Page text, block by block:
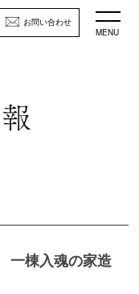
お問い合わせ
MENU
棟入魂の家造